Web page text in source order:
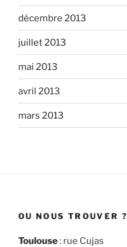
décembre 2013
juillet 2013
mai 2013
avril 2013
mars 2013
OU NOUS TROUVER ?
Toulouse: rue Cujas